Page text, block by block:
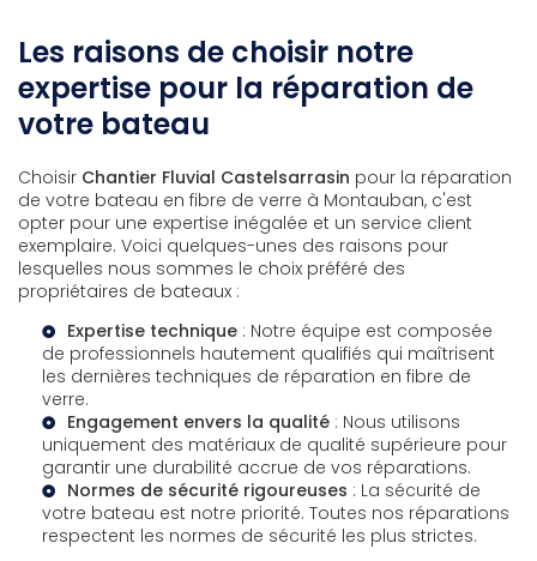
Les raisons de choisir notre
expertise pour la réparation de
votre bateau
Choisir Chantier Fluvial Castelsarrasin pour la réparation
de votre bateau en fibre de verre à Montauban, c'est
opter pour une expertise inégalée et un service client
exemplaire. Voici quelques-unes des raisons pour
lesquelles nous sommes le choix préféré des
propriétaires de bateaux :
Expertise technique : Notre équipe est composée
de professionnels hautement qualifiés qui maîtrisent
les dernières techniques de réparation en fibre de
verre.
Engagement envers la qualité : Nous utilisons
uniquement des matériaux de qualité supérieure pour
garantir une durabilité accrue de vos réparations.
Normes de sécurité rigoureuses : La sécurité de
votre bateau est notre priorité. Toutes nos réparations
respectent les normes de sécurité les plus strictes.